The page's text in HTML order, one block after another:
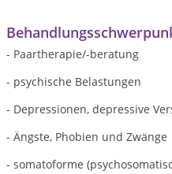
- Paartherapie/-beratung
- psychische Belastungen
- Depressionen, depressive
- Ängste, Phobien und Zwänge
- somatoforme